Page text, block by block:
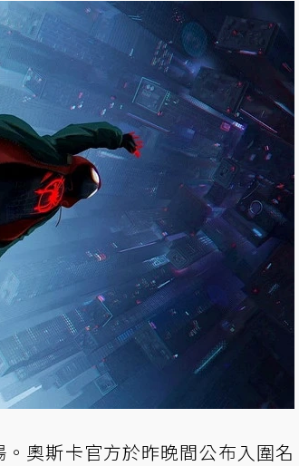
奧斯卡官方於昨晚間公布入圍名